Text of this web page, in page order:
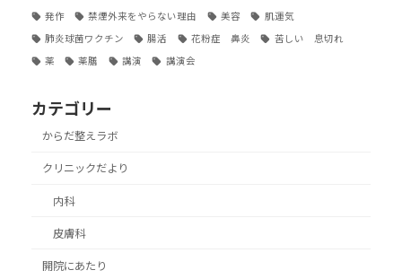
発作 禁煙外来をやらない理由 美容 肌運気
肺炎球菌ワクチン 腸活 花粉症 鼻炎 苦しい 息切れ
薬 薬膳 講演 講演会
カテゴリー
からだ整えラボ
クリニックだより
内科
皮膚科
開院にあたり